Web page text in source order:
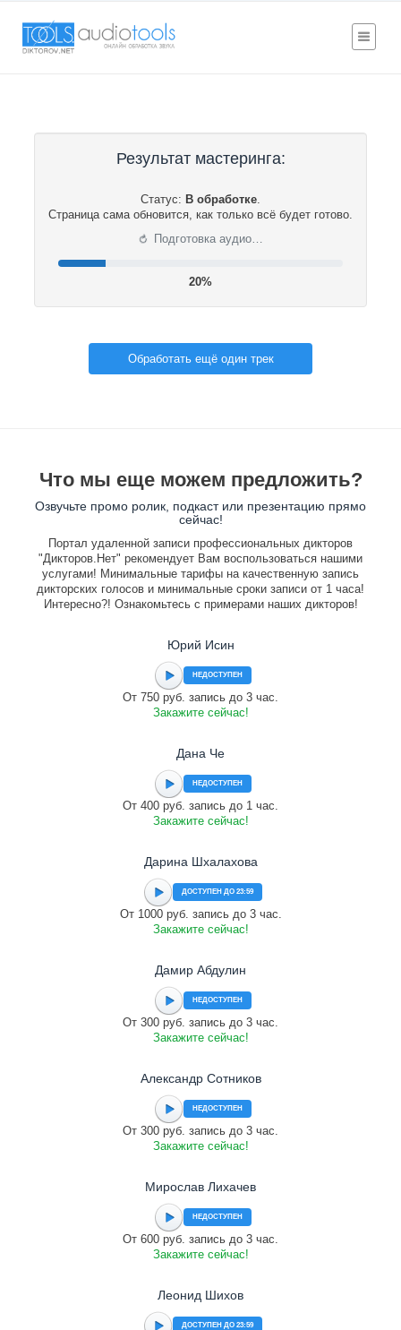
Результат мастеринга:
Статус: В обработке.
Страница сама обновится, как только всё будет готово.
⟳ Подготовка аудио…
21%
Обработать ещё один трек
Что мы еще можем предложить?
Озвучьте промо ролик, подкаст или презентацию прямо
сейчас!
Портал удаленной записи профессиональных дикторов
"Дикторов.Нет" рекомендует Вам воспользоваться нашими
услугами! Минимальные тарифы на качественную запись
дикторских голосов и минимальные сроки записи от 1 часа!
Интересно?! Ознакомьтесь с примерами наших дикторов!
Юрий Исин
НЕДОСТУПЕН
От 750 руб. запись до 3 час.
Закажите сейчас!
Дана Че
НЕДОСТУПЕН
От 400 руб. запись до 1 час.
Закажите сейчас!
Дарина Шхалахова
ДОСТУПЕН ДО 23:59
От 1000 руб. запись до 3 час.
Закажите сейчас!
Дамир Абдулин
НЕДОСТУПЕН
От 300 руб. запись до 3 час.
Закажите сейчас!
Александр Сотников
НЕДОСТУПЕН
От 300 руб. запись до 3 час.
Закажите сейчас!
Мирослав Лихачев
НЕДОСТУПЕН
От 600 руб. запись до 3 час.
Закажите сейчас!
Леонид Шихов
ДОСТУПЕН ДО 23:59